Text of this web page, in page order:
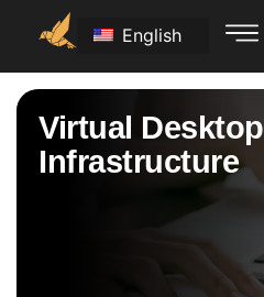
English
Virtual Desktop
Infrastructure